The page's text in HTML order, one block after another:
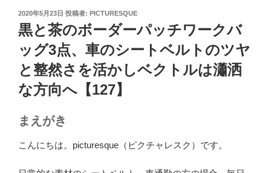
投
稿
日:
2020年5月23日 投稿者: PICTURESQUE
黒と茶のボーダーパッチワークバ
ッグ3点、車のシートベルトのツヤ
と整然さを活かしベクトルは瀟洒
な方向へ【127】
まえがき
こんにちは。picturesque（ピクチャレスク）です。